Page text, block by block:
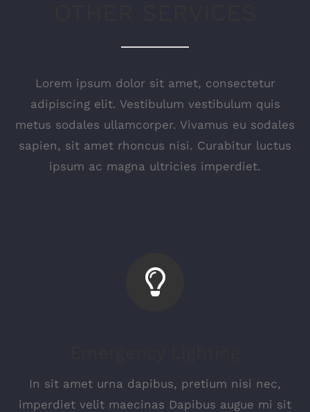
Lorem ipsum dolor sit amet, consectetur
adipiscing elit. Vestibulum vestibulum quis
metus sodales ullamcorper. Vivamus eu sodales
sapien, sit amet rhoncus nisi. Curabitur luctus
ipsum ac magna ultricies imperdiet.
In sit amet urna dapibus, pretium nisi nec,
imperdiet velit maecinas Dapibus augue mi sit